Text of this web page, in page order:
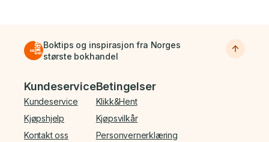
Boktips og inspirasjon fra Norges
største bokhandel
Bunnmeny
Kundeservice
Kundeservice
Kjøpshjelp
Kontakt oss
Betingelser
Klikk&Hent
Kjøpsvilkår
Personvernerklæring